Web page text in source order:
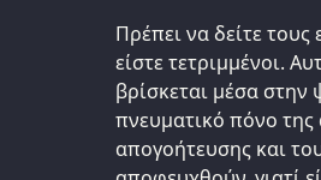
Πρέπει να δείτε
είστε τετριμμένοι.
βρίσκεται μέσα στην
πνευματικό πόνο
απογοήτευσης και